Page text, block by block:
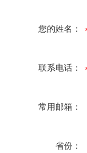
您的姓名：
联系电话：
常用邮箱：
省份：